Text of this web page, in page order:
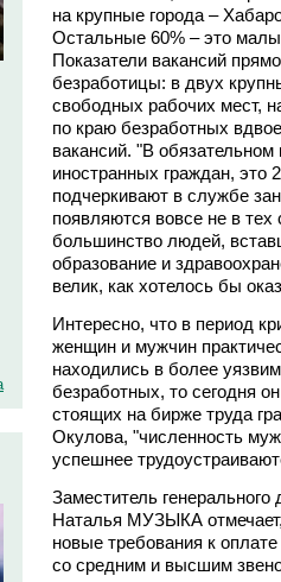
на крупные города –
Остальные 60% – это
Показатели вакансий
безработицы: в двух
свободных рабочих мест,
по краю безработных
вакансий. "В
иностранных граждан, это
подчеркивают в службе
появляются вовсе не в
большинство людей,
образование и
велик, как хотелось бы
Интересно, что в период
женщин и мужчин
находились в более
безработных, то сегодня
стоящих на бирже труда
Окулова, "численность
успешнее
Заместитель
Наталья МУЗЫКА
новые требования к
со средним и высшим